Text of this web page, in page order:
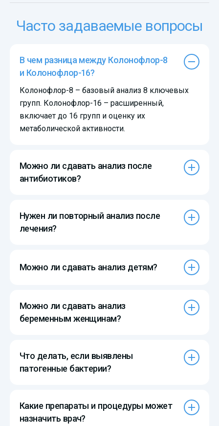
Часто задаваемые вопросы
В чем разница между Колонофлор-8
и Колонофлор-16?
Колонофлор-8 – базовый анализ 8 ключевых
групп. Колонофлор-16 – расширенный,
включает до 16 групп и оценку их
метаболической активности.
Можно ли сдавать анализ после
антибиотиков?
Нужен ли повторный анализ после
лечения?
Можно ли сдавать анализ детям?
Можно ли сдавать анализ
беременным женщинам?
Что делать, если выявлены
патогенные бактерии?
Какие препараты и процедуры может
назначить врач?